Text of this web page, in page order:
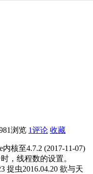
浏览 1评论 收藏
核至4.7.2 (2017-11-07)
，线程数的设置。
捉虫2016.04.20 欲与天